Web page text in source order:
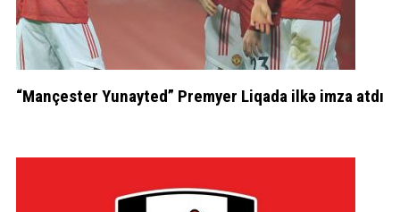
“Mançester Yunayted” Premyer Liqada ilkə imza atdı